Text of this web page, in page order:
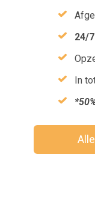
24/
In